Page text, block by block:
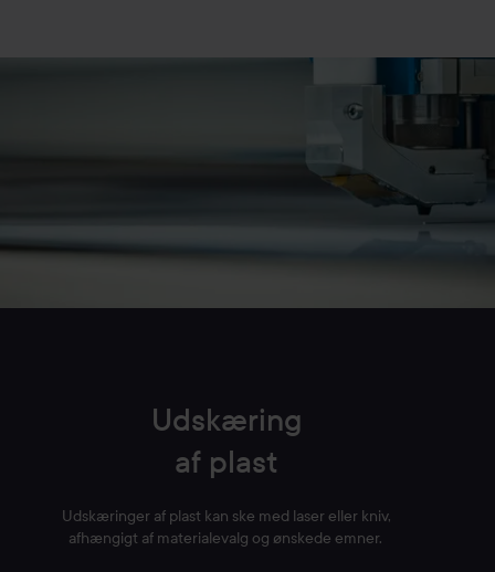
Udskæring
af plast
Udskæringer af plast kan ske med laser eller kniv,
afhængigt af materialevalg og ønskede emner.